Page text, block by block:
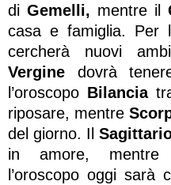
di Gemelli, mentre il
casa e famiglia. Per
cercherà nuovi
Vergine dovrà
l’oroscopo Bilancia
riposare, mentre
del giorno. Il
in amore, mentre
l’oroscopo oggi sarà